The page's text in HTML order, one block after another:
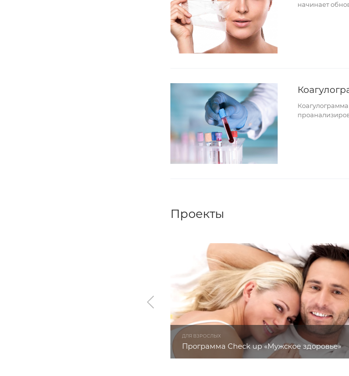
начинает
Проекты
ДЛЯ ВЗРОСЛЫХ
Программа Check up «Мужское здоровье»